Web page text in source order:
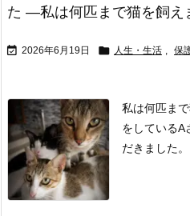
た ―私は何匹まで猫を飼え
 2026年6月19日  人生・生活 , 保
私は何匹ま
をしているA
だきました。